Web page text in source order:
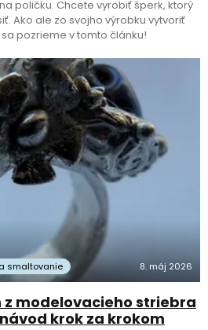
poličku. Chcete vyrobiť šperk, ktorý
Ako ale zo svojho výrobku vytvoriť
pozrieme v tomto článku!
smaltovanie 8. máj 2026
modelovacieho striebra
krok za krokom